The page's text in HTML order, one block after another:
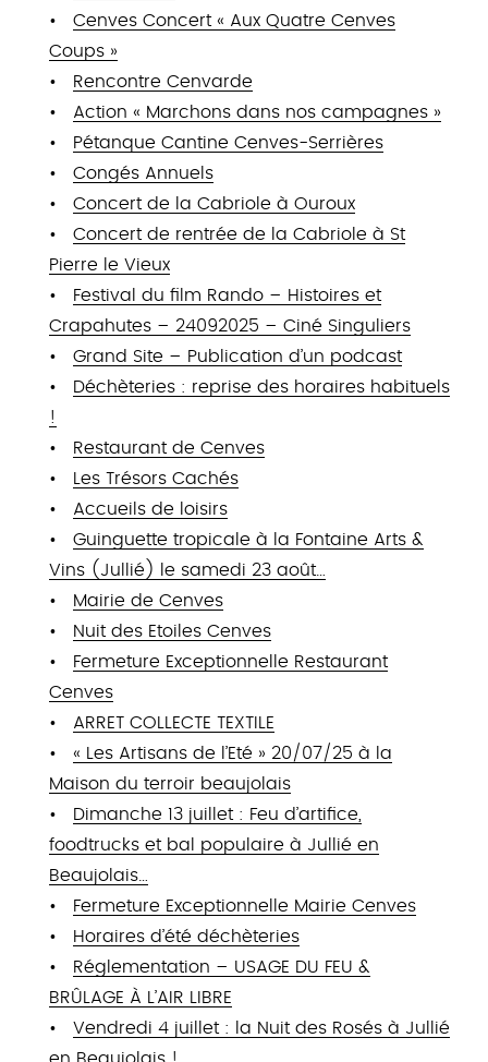
Cenves Concert « Aux Quatre Cenves
Coups »
Rencontre Cenvarde
Action « Marchons dans nos campagnes »
Pétanque Cantine Cenves-Serrières
Congés Annuels
Concert de la Cabriole à Ouroux
Concert de rentrée de la Cabriole à St
Pierre le Vieux
Festival du film Rando – Histoires et
Crapahutes – 24092025 – Ciné Singuliers
Grand Site – Publication d’un podcast
Déchèteries : reprise des horaires habituels
!
Restaurant de Cenves
Les Trésors Cachés
Accueils de loisirs
Guinguette tropicale à la Fontaine Arts &
Vins (Jullié) le samedi 23 août…
Mairie de Cenves
Nuit des Etoiles Cenves
Fermeture Exceptionnelle Restaurant
Cenves
ARRET COLLECTE TEXTILE
« Les Artisans de l’Eté » 20/07/25 à la
Maison du terroir beaujolais
Dimanche 13 juillet : Feu d’artifice,
foodtrucks et bal populaire à Jullié en
Beaujolais…
Fermeture Exceptionnelle Mairie Cenves
Horaires d’été déchèteries
Réglementation – USAGE DU FEU &
BRÛLAGE À L’AIR LIBRE
Vendredi 4 juillet : la Nuit des Rosés à Jullié